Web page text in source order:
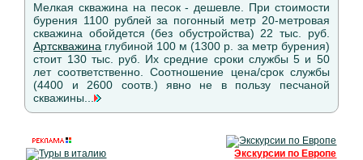
Мелкая скважина на песок - дешевле. При стоимости
бурения 1100 рублей за погонный метр 20-метровая
скважина обойдется (без обустройства) 22 тыс. руб.
Артскважина глубиной 100 м (1300 р. за метр бурения)
стоит 130 тыс. руб. Их средние сроки службы 5 и 50
лет соответственно. Соотношение цена/срок службы
(4400 и 2600 соотв.) явно не в пользу песчаной
скважины...
Экскурсии по Европе